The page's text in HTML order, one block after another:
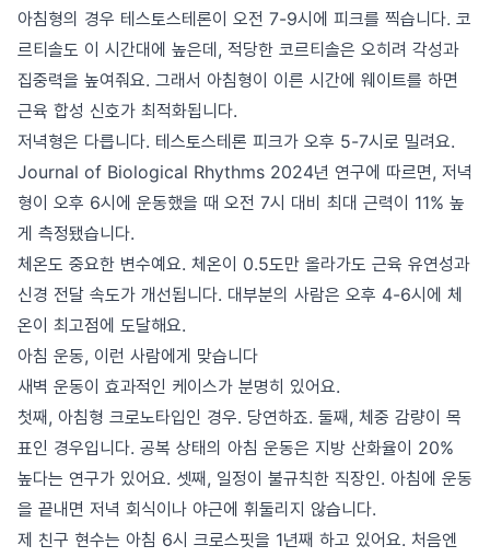
아침형의 경우 테스토스테론이 오전 7-9시에 피크를 찍습니다. 코
르티솔도 이 시간대에 높은데, 적당한 코르티솔은 오히려 각성과
집중력을 높여줘요. 그래서 아침형이 이른 시간에 웨이트를 하면
근육 합성 신호가 최적화됩니다.
저녁형은 다릅니다. 테스토스테론 피크가 오후 5-7시로 밀려요.
Journal of Biological Rhythms 2024년 연구에 따르면, 저녁
형이 오후 6시에 운동했을 때 오전 7시 대비 최대 근력이 11% 높
게 측정됐습니다.
체온도 중요한 변수예요. 체온이 0.5도만 올라가도 근육 유연성과
신경 전달 속도가 개선됩니다. 대부분의 사람은 오후 4-6시에 체
온이 최고점에 도달해요.
아침 운동, 이런 사람에게 맞습니다
새벽 운동이 효과적인 케이스가 분명히 있어요.
첫째, 아침형 크로노타입인 경우. 당연하죠. 둘째, 체중 감량이 목
표인 경우입니다. 공복 상태의 아침 운동은 지방 산화율이 20%
높다는 연구가 있어요. 셋째, 일정이 불규칙한 직장인. 아침에 운동
을 끝내면 저녁 회식이나 야근에 휘둘리지 않습니다.
제 친구 현수는 아침 6시 크로스핏을 1년째 하고 있어요. 처음엔